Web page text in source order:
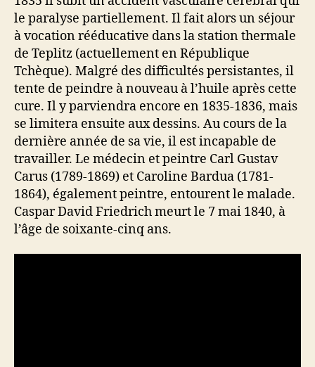
le paralyse partiellement. Il fait alors un séjour
à vocation rééducative dans la station thermale
de Teplitz (actuellement en République
Tchèque). Malgré des difficultés persistantes, il
tente de peindre à nouveau à l’huile après cette
cure. Il y parviendra encore en 1835-1836, mais
se limitera ensuite aux dessins. Au cours de la
dernière année de sa vie, il est incapable de
travailler. Le médecin et peintre Carl Gustav
Carus (1789-1869) et Caroline Bardua (1781-
1864), également peintre, entourent le malade.
Caspar David Friedrich meurt le 7 mai 1840, à
l’âge de soixante-cinq ans.